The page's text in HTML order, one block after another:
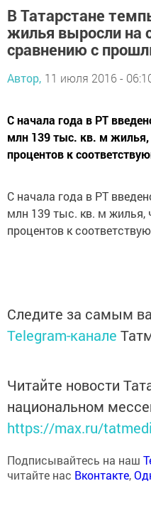
В Татарстане
жилья выросли на
сравнению с
Автор, 11 июля 2016 -
С начала года в РТ
млн 139 тыс. кв. м жилья,
процентов к
С начала года в РТ
млн 139 тыс. кв. м жилья,
процентов к
Следите за самым
Telegram-канале
Читайте новости
национальном
https://max.ru/
Подписывайтесь на наш
читайте нас Вконтакте,